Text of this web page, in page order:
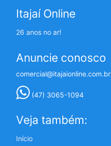
Itajaí Online
26 anos no ar!
Anuncie conosco
comercial@itajaionline.com.br
(47) 3065-1094
Veja também:
Início